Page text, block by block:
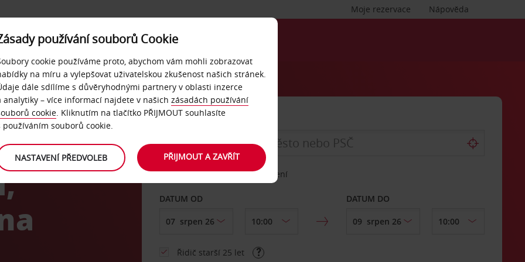
Nápověda
Moje rezervace
NAŠE SLUŽBY FIREMNÍ ZÁKAZNÍCI
Vyberte si jiné místo vrácení
DATUM OD DATUM DO
Řidič starší 25 let
používání souborů Cookie
cookie používáme proto, abychom vám mohli zobrazovat
na míru a vylepšovat uživatelskou zkušenost našich stránek.
dále sdílíme s důvěryhodnými partnery v oblasti inzerce
analytiky – více informací najdete v našich zásadách používání
cookie. Kliknutím na tlačítko PŘIJMOUT souhlasíte
používáním souborů cookie.
NASTAVENÍ PŘEDVOLEB PŘIJMOUT A ZAVŘÍT